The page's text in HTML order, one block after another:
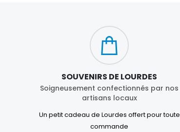
SOUVENIRS DE LOURDES
Soigneusement confectionnés par nos
artisans locaux
Un petit cadeau de Lourdes offert pour toute
commande